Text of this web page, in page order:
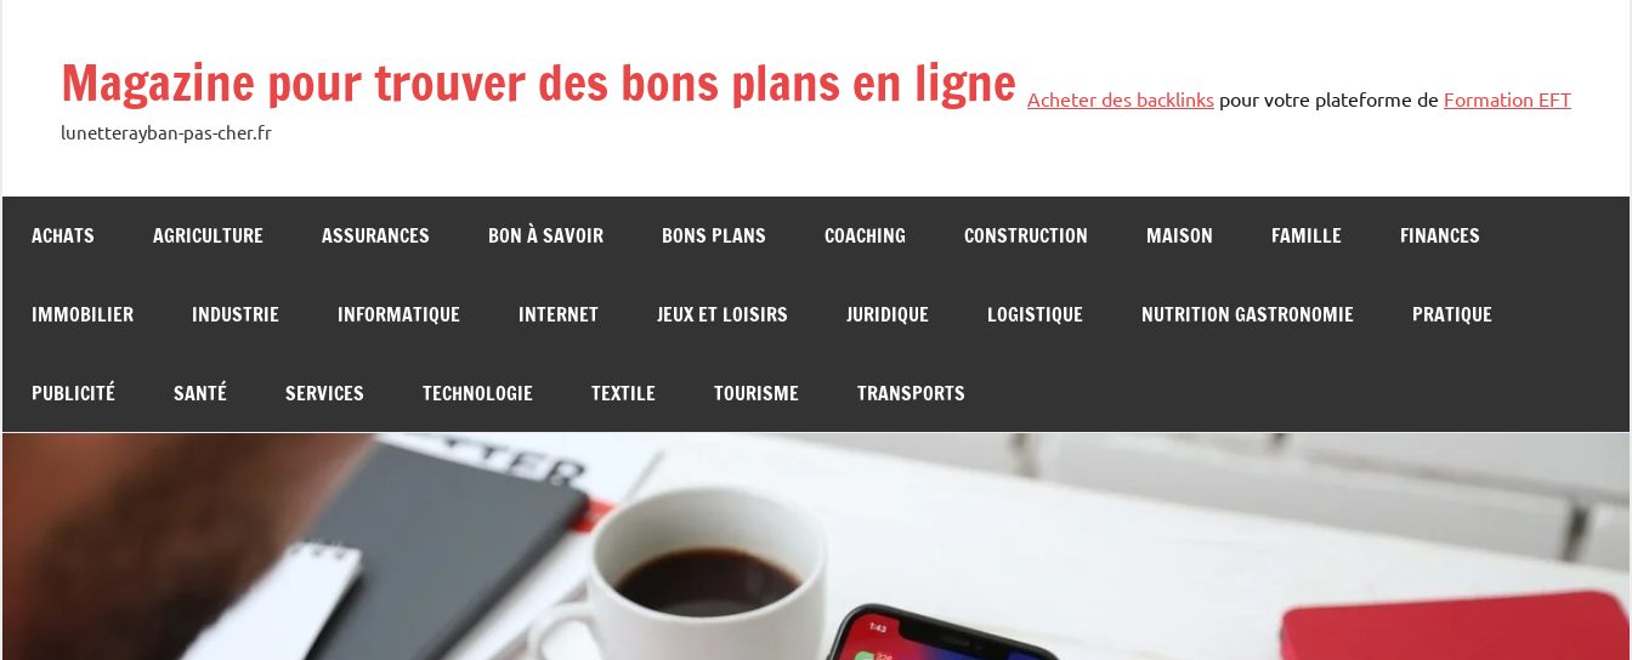
contenuMagazine pour trouver des bons plans en ligne
lunetterayban-pas-cher.fr
Acheter des backlinks pour votre plateforme de Formation EFT
ACHATS AGRICULTURE ASSURANCES BON À SAVOIR BONS PLANS COACHING CONSTRUCTION MAISON FAMILLE FINANCES
IMMOBILIER INDUSTRIE INFORMATIQUE INTERNET JEUX ET LOISIRS JURIDIQUE LOGISTIQUE NUTRITION GASTRONOMIE PRATIQUE
PUBLICITÉ SANTÉ SERVICES TECHNOLOGIE TEXTILE TOURISME TRANSPORTS